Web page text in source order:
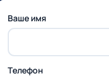
Ваше имя
Телефон